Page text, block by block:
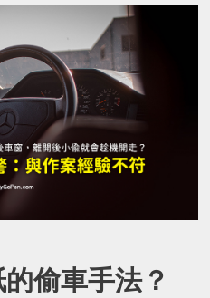
偷車手法？